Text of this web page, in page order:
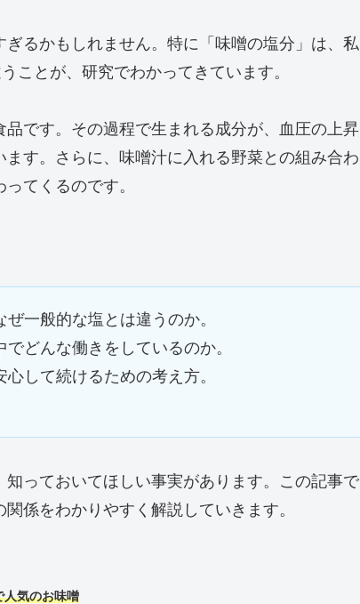
ぎるかもしれません。特に「味噌の塩分」は、私
ことが、研究でわかってきています。
です。その過程で生まれる成分が、血圧の上昇
す。さらに、味噌汁に入れる野菜との組み合わ
てくるのです。
一般的な塩とは違うのか。
どんな働きをしているのか。
して続けるための考え方。
知っておいてほしい事実があります。この記事で
係をわかりやすく解説していきます。
人気のお味噌